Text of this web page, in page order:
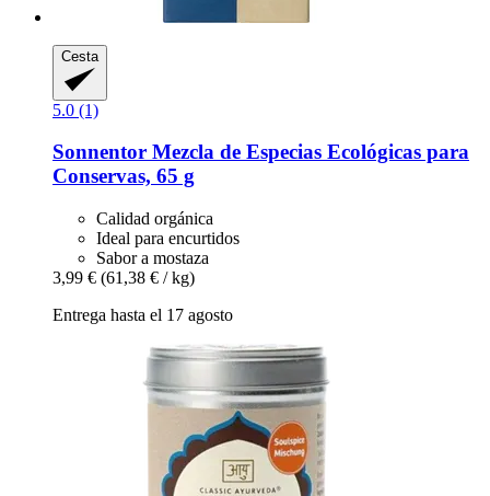
Cesta
5.0 (1)
Sonnentor Mezcla de Especias Ecológicas para
Conservas, 65 g
Calidad orgánica
Ideal para encurtidos
Sabor a mostaza
3,99 € (61,38 € / kg)
Entrega hasta el 17 agosto